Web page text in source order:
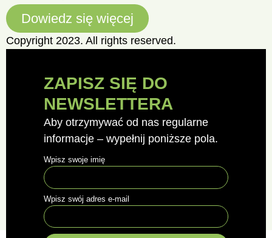
Dowiedz się więcej
Copyright 2023. All rights reserved.
ZAPISZ SIĘ DO
NEWSLETTERA
Aby otrzymywać od nas regularne
informacje – wypełnij poniższe pola.
Wpisz swoje imię
Wpisz swój adres e-mail